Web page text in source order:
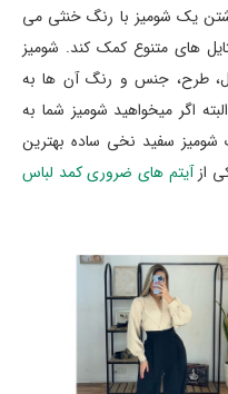
یک شومیز با رنگ خنثی می
های متنوع کمک کند. شومیز
طرح، جنس و رنگ آن ها به
اگر میخواهید شومیز شما به
شومیز سفید نخی ساده بهترین
ازآیتم های ضروری کمد لباس